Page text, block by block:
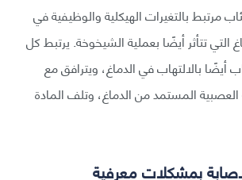
مرتبط بالتغيرات الهيكلية والوظيفية في
تتأثر أيضًا بعملية الشيخوخة. يرتبط كل
أيضًا بالالتهاب في الدماغ، ويترافق مع
المستمد من الدماغ، وتلف المادة
بمشكلات معرفية